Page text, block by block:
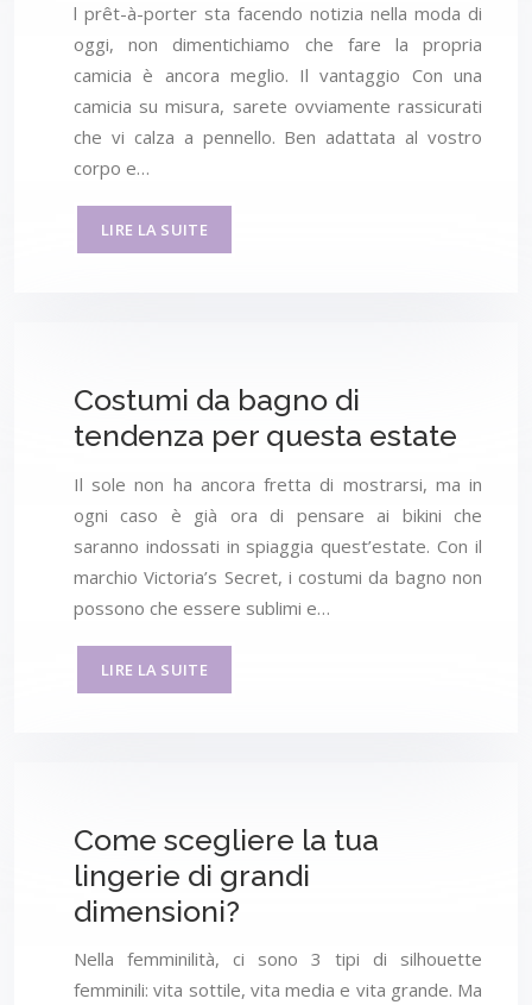
l prêt-à-porter sta facendo notizia nella moda di
oggi, non dimentichiamo che fare la propria
camicia è ancora meglio. Il vantaggio Con una
camicia su misura, sarete ovviamente rassicurati
che vi calza a pennello. Ben adattata al vostro
corpo e…
LIRE LA SUITE
Costumi da bagno di
tendenza per questa estate
Il sole non ha ancora fretta di mostrarsi, ma in
ogni caso è già ora di pensare ai bikini che
saranno indossati in spiaggia quest’estate. Con il
marchio Victoria’s Secret, i costumi da bagno non
possono che essere sublimi e…
LIRE LA SUITE
Come scegliere la tua
lingerie di grandi
dimensioni?
Nella femminilità, ci sono 3 tipi di silhouette
femminili: vita sottile, vita media e vita grande. Ma